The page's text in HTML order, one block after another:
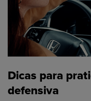
Dicas para
defensiva